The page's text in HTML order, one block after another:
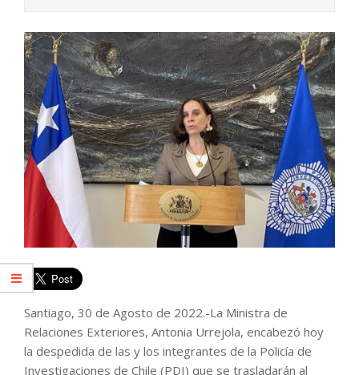
Santiago, 30 de Agosto de 2022.-La Ministra de
Relaciones Exteriores, Antonia Urrejola, encabezó hoy
la despedida de las y los integrantes de la Policía de
Investigaciones de Chile (PDI) que se trasladarán al